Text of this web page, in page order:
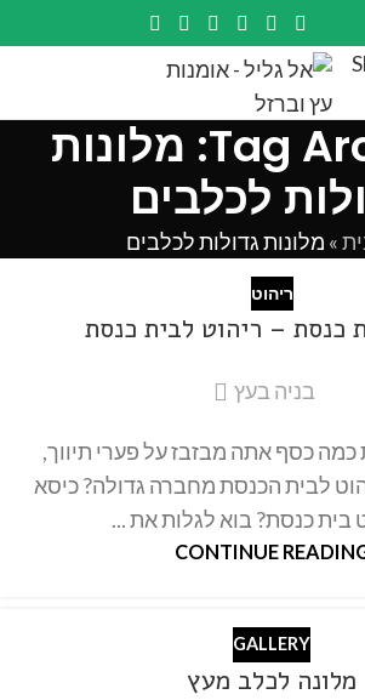
Tag Archives: מלונות
לכלבים
» מלונות גדולות לכלבים
ריהוט
כנסת – ריהוט לבית כנסת
בניה בעץ
כמה כסף אתה מבזבז על פערי תיווך,
לבית הכנסת מחברה גדולה? כיסא
בית כנסת? בוא לגלות את ...
CONTINUE
GALLERY
מלונה לכלב מעץ